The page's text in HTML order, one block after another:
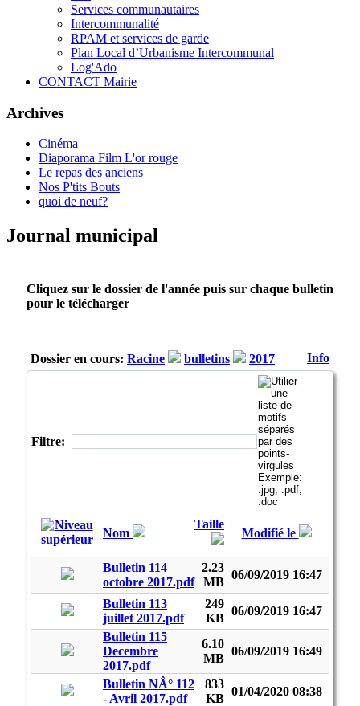
Services communautaires
Intercommunalité
RPAM et services de garde
Plan Local d’Urbanisme Intercommunal
Log'Ado
CONTACT Mairie
Archives
Cinéma
Diaporama Film L'or rouge
Le repas des anciens
Nos P'tits Bouts
quoi de neuf?
Journal municipal
Cliquez sur le dossier de l'année puis sur chaque bulletin
pour le télécharger
Dossier en cours: Racine bulletins 2017 Info
Filtre:
Nom
Taille
Modifié le
Bulletin 114
octobre 2017.pdf
2.23
MB
06/09/2019 16:47
Bulletin 113
juillet 2017.pdf
249
KB
06/09/2019 16:47
Bulletin 115
Decembre
2017.pdf
6.10
MB
06/09/2019 16:49
Bulletin NÂ° 112
- Avril 2017.pdf
833
KB
01/04/2020 08:38